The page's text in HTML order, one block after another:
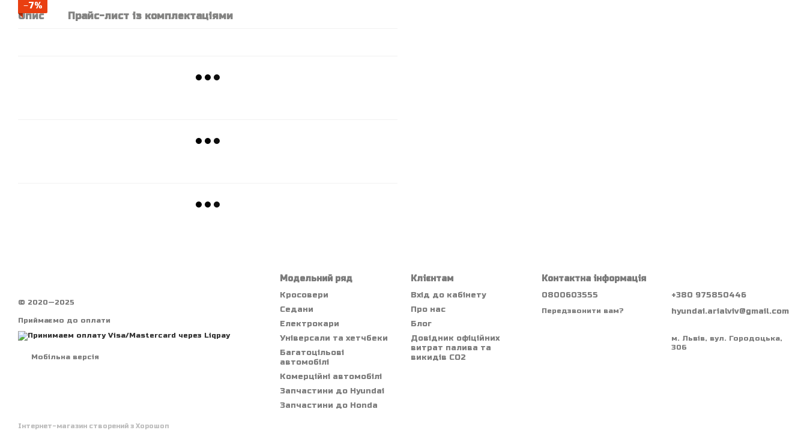
−7%
Опис Прайс-лист із комплектаціями
© 2020—2025
Приймаємо до оплати
Мобільна версія
Інтернет-магазин створений з Хорошоп
Модельний ряд
Кросовери
Седани
Електрокари
Універсали та хетчбеки
Багатоцільові
автомобілі
Комерційні автомобілі
Запчастини до Hyundai
Запчастини до Honda
Клієнтам
Вхід до кабінету
Про нас
Блог
Довідник офіційних
витрат палива та
викидів СО2
Контактна інформація
0800603555
Передзвонити вам?
+380 975850446
hyundai.arialviv@gmail.com
м. Львів, вул. Городоцька,
306